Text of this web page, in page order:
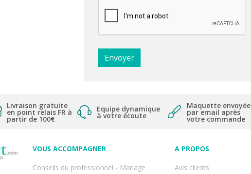
Livraison gratuite
en point relais FR à
partir de 100€
Equipe dynamique
à votre écoute
Maquette envoyée
par email après
votre commande
VOUS ACCOMPAGNER
Conseils du professionnel - Mariage
A PROPOS
Avis clients